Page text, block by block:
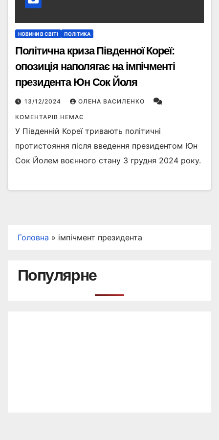
НОВИНИ В СВІТІ ПОЛІТИКА
Політична криза Південної Кореї:
опозиція наполягає на імпічменті
президента Юн Сок Йоля
13/12/2024 ОЛЕНА ВАСИЛЕНКО
КОМЕНТАРІВ НЕМАЄ
У Південній Кореї тривають політичні
протистояння після введення президентом Юн
Сок Йолем воєнного стану 3 грудня 2024 року.
Головна » імпічмент президента
Популярне